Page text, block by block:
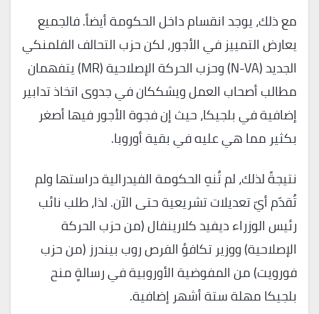
مع ذلك، يوجد انقسام داخل الحكومة أيضاً. فالجميع
يعارض التمييز في الأجور، لكن حزب التحالف الفلمنكي
الجديد (N-VA) وحزب الحركة الإصلاحية (MR) يتفهمان
مطالب أصحاب العمل ويشككان في جدوى اتخاذ تدابير
إضافية في بلجيكا، حيث إن فجوة الأجور فيها أصغر
بكثير مما هي عليه في بقية أوروبا.
نتيجةً لذلك، لم تُنهِ الحكومة الفيدرالية دراستها ولم
تُقدّم أيّ تعديلات تشريعية حتى الآن. لذا، طلب نائب
رئيس الوزراء ديفيد كلارينفال (من حزب الحركة
الإصلاحية) ووزير تكافؤ الفرص روب بيندرز (من حزب
فورويت) من المفوضية الأوروبية في رسالةٍ منح
بلجيكا مهلة ستة أشهر إضافية.